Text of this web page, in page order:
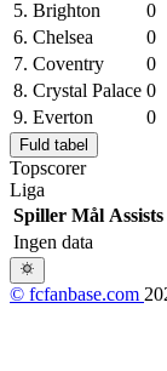
5. Brighton 0
6. Chelsea 0
7. Coventry 0
8. Crystal Palace 0
9. Everton 0
Fuld tabel
Topscorer
Liga
Spiller Mål Assists
Ingen data
© fcfanbase.com